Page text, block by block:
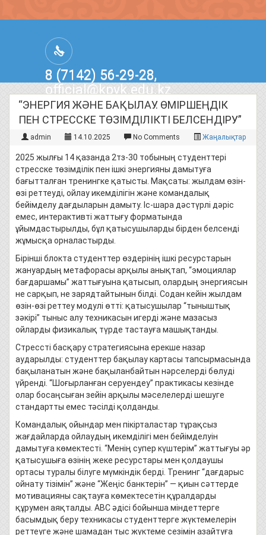
8 (7142) 56-29-28,
official@kpvk.edu.kz
г.Костанай, Проспект Кобыланды
Батыра, 3
“ЭНЕРГИЯ ЖӘНЕ БАҚЫЛАУ. ӨМІРШЕҢДІК
ПЕН СТРЕССКЕ ТӨЗІМДІЛІКТІ БЕЛСЕНДІРУ”
admin 14.10.2025 No Comments Жаңалықтар
2025 жылғы 14 қазанда 2тз-30 тобының студенттері
стресске төзімділік пен ішкі энергияны дамытуға
бағытталған тренингке қатысты. Мақсаты: жылдам өзін-
өзі реттеуді, ойлау икемділігін және командалық
бейімделу дағдыларын дамыту. Іс-шара дәстүрлі дәріс
емес, интерактивті жаттығу форматында
ұйымдастырылды, бұл қатысушыларды бірден белсенді
жұмысқа орналастырды.
Бірінші блокта студенттер өздерінің ішкі ресурстарын
жануардың метафорасы арқылы анықтап, “эмоциялар
бағдаршамы” жаттығуына қатысып, олардың энергиясын
не сарқып, не зарядтайтынын білді. Содан кейін жылдам
өзін-өзі реттеу модулі өтті: қатысушылар “тыныштық
зәкірі” тыныс алу техникасын игерді және мазасыз
ойларды физикалық түрде тастауға машықтанды.
Стрессті басқару стратегиясына ерекше назар
аударылды: студенттер бақылау картасы тапсырмасында
бақыланатын және бақыланбайтын нәрселерді бөлуді
үйренді. “Шоғырланған серуендеу” практикасы кезінде
олар босаңсыған зейін арқылы мәселелерді шешуге
стандартты емес тәсілді қолданды.
Командалық ойындар мен пікірталастар тұрақсыз
жағдайларда ойлаудың икемділігі мен бейімделуін
дамытуға көмектесті. “Менің супер күштерім” жаттығуы әр
қатысушыға өзінің жеке ресурстары мен қолдаушы
ортасы туралы білуге мүмкіндік берді. Тренинг “дағдарыс
ойнату тізімін” және “Жеңіс банктерін” — қиын сәттерде
мотивацияны сақтауға көмектесетін құралдарды
құрумен аяқталды. АВС әдісі бойынша міндеттерге
басымдық беру техникасы студенттерге жүктемелерін
реттеуге және шамадан тыс жүктеме сезімін азайтуға